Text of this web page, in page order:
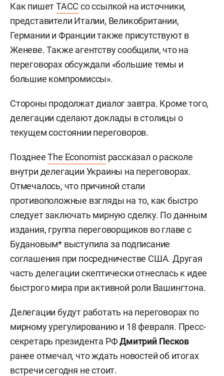
Как пишетТАСС со ссылкой на источники,
представители Италии, Великобритании,
Германии и Франции также присутствуют в
Женеве. Также агентству сообщили, что на
переговорах обсуждали «большие темы и
большие компромиссы».
Стороны продолжат диалог завтра. Кроме того,
делегации сделают доклады в столицы о
текущем состоянии переговоров.
ПозднееThe Economistрассказал о расколе
внутри делегации Украины на переговорах.
Отмечалось, что причиной стали
противоположные взгляды на то, как быстро
следует заключать мирную сделку. По данным
издания, группа переговорщиков во главе с
Будановым* выступила за подписание
соглашения при посредничестве США. Другая
часть делегации скептически отнеслась к идее
быстрого мира при активной роли Вашингтона.
Делегации будут работать на переговорах по
мирному урегулированию и 18 февраля. Пресс-
секретарь президента РФДмитрий Песков
ранее отмечал, что ждать новостей об итогах
встречи сегодня не стоит.